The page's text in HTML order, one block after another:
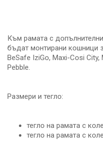
Към рамата с
бъдат монтирани кошници
BeSafe IziGo, Maxi-Cosi
Pebble.
Размери и тегло:
тегло на рамата с
тегло на рамата с